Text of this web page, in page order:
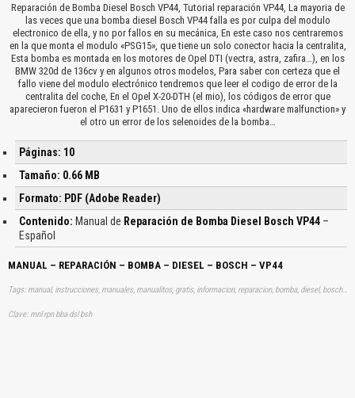
Reparación de Bomba Diesel Bosch VP44, Tutorial reparación VP44, La mayoria de
las veces que una bomba diesel Bosch VP44 falla es por culpa del modulo
electronico de ella, y no por fallos en su mecánica, En este caso nos centraremos
en la que monta el modulo «PSG15», que tiene un solo conector hacia la centralita,
Esta bomba es montada en los motores de Opel DTI (vectra, astra, zafira…), en los
BMW 320d de 136cv y en algunos otros modelos, Para saber con certeza que el
fallo viene del modulo electrónico tendremos que leer el codigo de error de la
centralita del coche, En el Opel X-20-DTH (el mio), los códigos de error que
aparecieron fueron el P1631 y P1651. Uno de ellos indica «hardware malfunction» y
el otro un error de los selenoides de la bomba…
Páginas: 10
Tamaño: 0.66 MB
Formato: PDF (Adobe Reader)
Contenido: Manual de Reparación de Bomba Diesel Bosch VP44–
Español
MANUAL – REPARACIÓN – BOMBA – DIESEL – BOSCH – VP44
Tags: manual, instrucciones, manuales, manualitos, gratis, informacion, reparacion, bomba, diesel, bosch, aprender, descargas
Clave: mnl rpn bba dsl bsh